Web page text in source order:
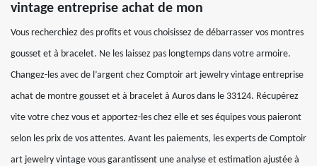
vintage entreprise achat de mon
Vous recherchiez des profits et vous choisissez de débarrasser vos montres
gousset et à bracelet. Ne les laissez pas longtemps dans votre armoire.
Changez-les avec de l’argent chez Comptoir art jewelry vintage entreprise
achat de montre gousset et à bracelet à Auros dans le 33124. Récupérez
vite votre chez vous et apportez-les chez elle et ses équipes vous paieront
selon les prix de vos attentes. Avant les paiements, les experts de Comptoir
art jewelry vintage vous garantissent une analyse et estimation ajustée à